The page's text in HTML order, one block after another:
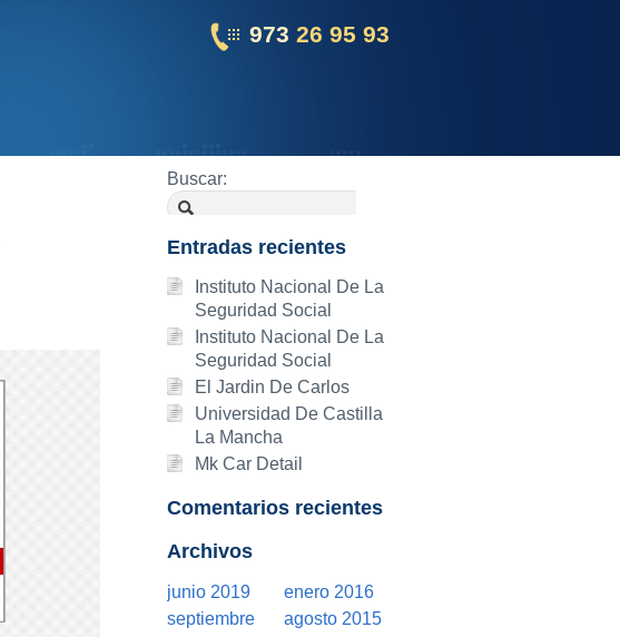
973 26 95 93
Buscar:
Entradas recientes
Instituto Nacional De La
Seguridad Social
Instituto Nacional De La
Seguridad Social
El Jardin De Carlos
Universidad De Castilla
La Mancha
Mk Car Detail
Comentarios recientes
Archivos
junio 2019
enero 2016
septiembre
agosto 2015